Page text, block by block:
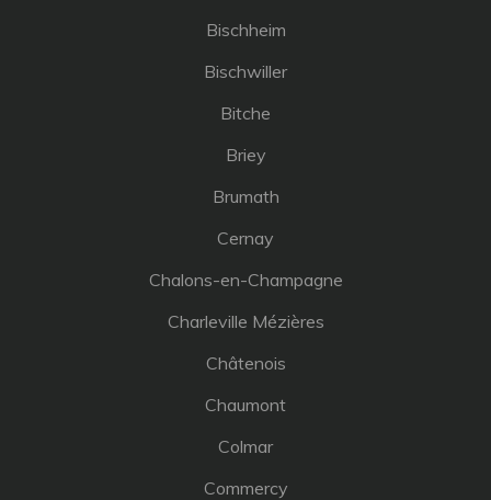
Bischheim
Bischwiller
Bitche
Briey
Brumath
Cernay
Chalons-en-Champagne
Charleville Mézières
Châtenois
Chaumont
Colmar
Commercy